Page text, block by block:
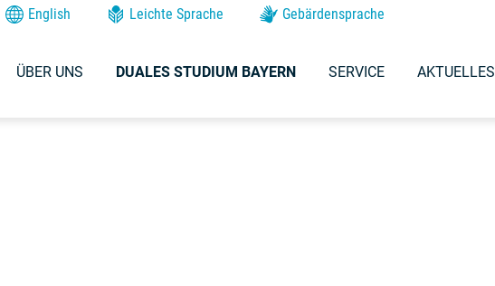
ÜBER UNS DUALES STUDIUM BAYERN SERVICE AKTUELLES
English Leichte Sprache Gebärdensprache